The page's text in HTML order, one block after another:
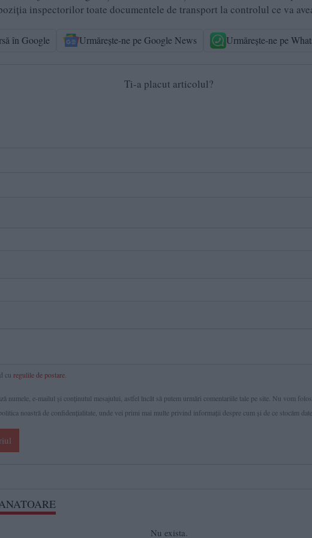
inspectorilor toate documentele de transport la controlul ce va
în Google Urmărește-ne pe Google News Urmărește-ne pe
Ti-a placut articolul?
cu regulile de postare
numele, e-mailul şi conținutul mesajului, astfel încât să putem urmări comentariile tale pe site. Nu vom
noastră de confidenţialitate, unde vei primi mai multe privind informaţii despre cum și de ce stocăm
Nu exista.